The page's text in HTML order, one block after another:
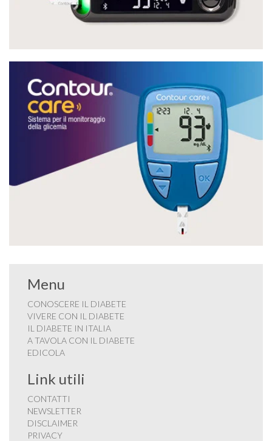
Menu
CONOSCERE IL DIABETE
VIVERE CON IL DIABETE
IL DIABETE IN ITALIA
A TAVOLA CON IL DIABETE
EDICOLA
Link utili
CONTATTI
NEWSLETTER
DISCLAIMER
PRIVACY